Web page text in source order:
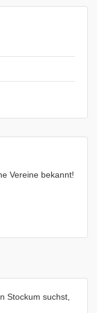
Vereine bekannt!
Stockum suchst,